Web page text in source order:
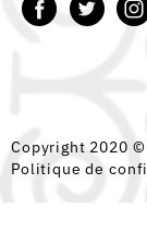
Copyright 2020 ©
Politique de